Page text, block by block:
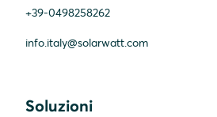
+39-0498258262
info.italy@solarwatt.com
Soluzioni